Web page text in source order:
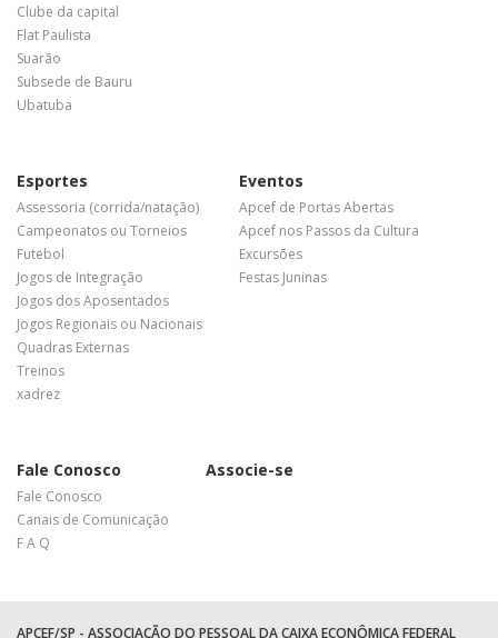
Clube da capital
Flat Paulista
Suarão
Subsede de Bauru
Ubatuba
Esportes
Assessoria (corrida/natação)
Campeonatos ou Torneios
Futebol
Jogos de Integração
Jogos dos Aposentados
Jogos Regionais ou Nacionais
Quadras Externas
Treinos
xadrez
Eventos
Apcef de Portas Abertas
Apcef nos Passos da Cultura
Excursões
Festas Juninas
Fale Conosco
Fale Conosco
Canais de Comunicação
F A Q
Associe-se
APCEF/SP - ASSOCIAÇÃO DO PESSOAL DA CAIXA ECONÔMICA FEDERAL